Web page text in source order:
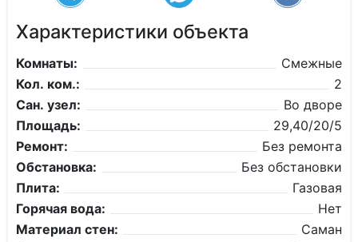
Характеристики объекта
Комнаты:
Смежные
Кол. ком.:
2
Сан. узел:
Во дворе
Площадь:
29,40/20/5
Ремонт:
Без ремонта
Обстановка:
Без обстановки
Плита:
Газовая
Горячая вода:
Нет
Материал стен:
Саман